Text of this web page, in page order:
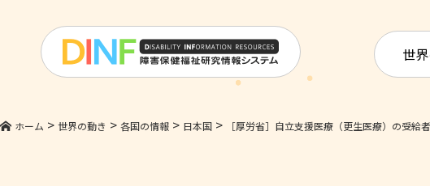
世
ホーム > 世界の動き > 各国の情報 > 日本国 > ［厚労省］自立支援医療（更生医療）の受給